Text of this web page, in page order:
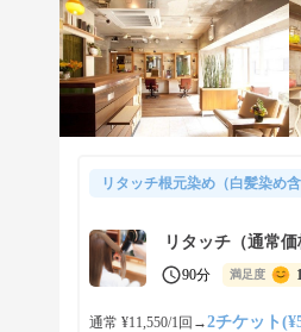
リタッチ根元染め（白髪染め含
リタッチ（通常価
90分 満足度
通常 ¥11,550/1回 →2チケット